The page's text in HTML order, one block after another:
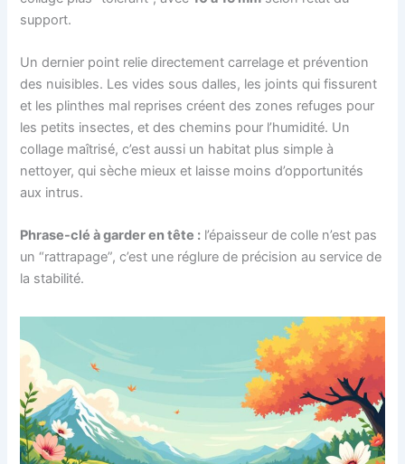
support.
Un dernier point relie directement carrelage et prévention
des nuisibles. Les vides sous dalles, les joints qui fissurent
et les plinthes mal reprises créent des zones refuges pour
les petits insectes, et des chemins pour l’humidité. Un
collage maîtrisé, c’est aussi un habitat plus simple à
nettoyer, qui sèche mieux et laisse moins d’opportunités
aux intrus.
Phrase-clé à garder en tête : l’épaisseur de colle n’est pas
un “rattrapage”, c’est une réglure de précision au service de
la stabilité.